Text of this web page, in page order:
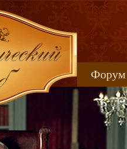
Форум